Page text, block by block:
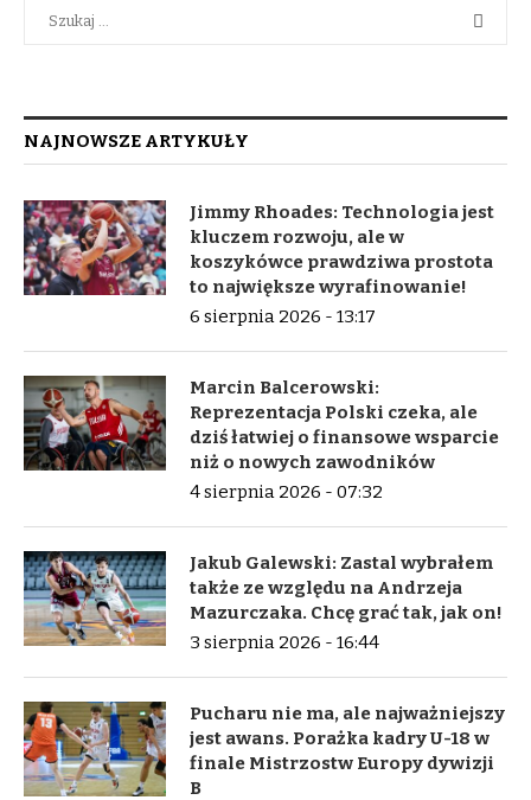
NAJNOWSZE ARTYKUŁY
Jimmy Rhoades: Technologia jest
kluczem rozwoju, ale w
koszykówce prawdziwa prostota
to największe wyrafinowanie!
6 sierpnia 2026 - 13:17
Marcin Balcerowski:
Reprezentacja Polski czeka, ale
dziś łatwiej o finansowe wsparcie
niż o nowych zawodników
4 sierpnia 2026 - 07:32
Jakub Galewski: Zastal wybrałem
także ze względu na Andrzeja
Mazurczaka. Chcę grać tak, jak on!
3 sierpnia 2026 - 16:44
Pucharu nie ma, ale najważniejszy
jest awans. Porażka kadry U-18 w
finale Mistrzostw Europy dywizji
B